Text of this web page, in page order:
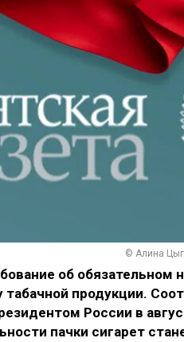
© Алина
об обязательном
табачной продукции.
России в
пачки сигарет